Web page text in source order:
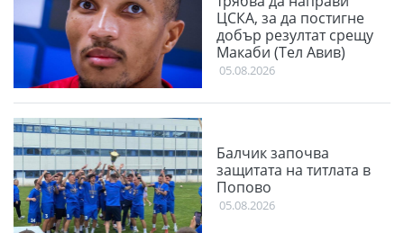
ЦСКА, за да постигне
добър резултат срещу
Макаби (Тел Авив)
05.08.2026
Балчик започва
защитата на титлата в
Попово
05.08.2026